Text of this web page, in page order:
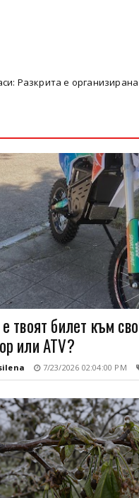
престъпна група
твоят билет към
или ATV?
7/23/2026 02:04:00 PM